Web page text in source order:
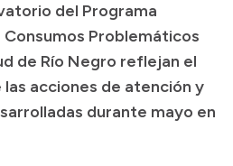
del Programa
Problemáticos
de Río Negro reflejan el
acciones de atención y
durante mayo en